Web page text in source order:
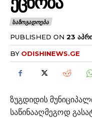
ᲡᲐᲖᲝᲒᲐᲓᲝᲔᲑᲐ
PUBLISHED ON 23
BY ODISHINEWS.GE
ზუგდიდის
საწინააღმეგოდ